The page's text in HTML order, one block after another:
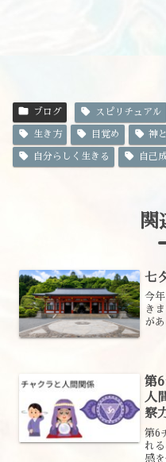
ブログ スピリチュアル
生き方 目覚め 神
自分らしく生きる 自己
関
七
今
き
が
決
う
第
人
察
レ
第6
れ
感